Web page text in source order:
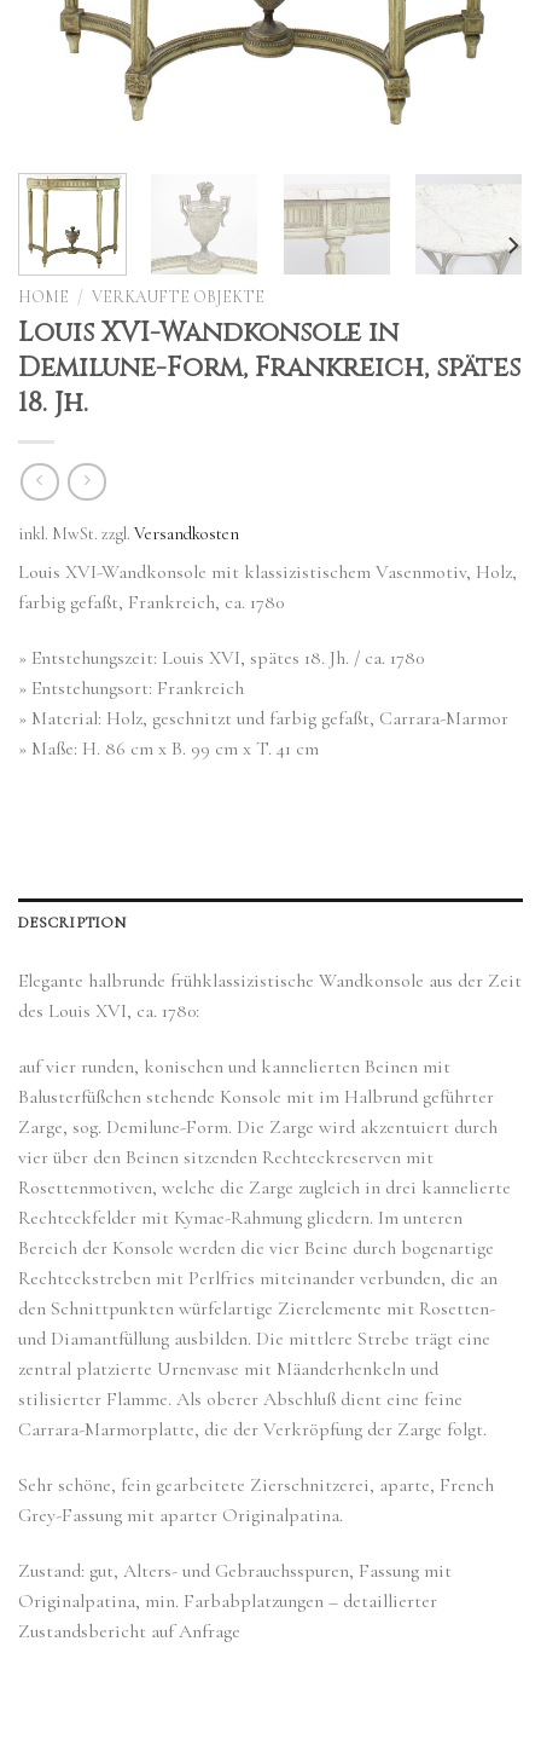
HOME / VERKAUFTE OBJEKTE
Louis XVI-Wandkonsole in
Demilune-Form, Frankreich, spätes
18. Jh.
inkl. MwSt. zzgl. Versandkosten
Louis XVI-Wandkonsole mit klassizistischem Vasenmotiv, Holz,
farbig gefaßt, Frankreich, ca. 1780
» Entstehungszeit: Louis XVI, spätes 18. Jh. / ca. 1780
» Entstehungsort: Frankreich
» Material: Holz, geschnitzt und farbig gefaßt, Carrara-Marmor
» Maße: H. 86 cm x B. 99 cm x T. 41 cm
DESCRIPTION
Elegante halbrunde frühklassizistische Wandkonsole aus der Zeit
des Louis XVI, ca. 1780:
auf vier runden, konischen und kannelierten Beinen mit
Balusterfüßchen stehende Konsole mit im Halbrund geführter
Zarge, sog. Demilune-Form. Die Zarge wird akzentuiert durch
vier über den Beinen sitzenden Rechteckreserven mit
Rosettenmotiven, welche die Zarge zugleich in drei kannelierte
Rechteckfelder mit Kymae-Rahmung gliedern. Im unteren
Bereich der Konsole werden die vier Beine durch bogenartige
Rechteckstreben mit Perlfries miteinander verbunden, die an
den Schnittpunkten würfelartige Zierelemente mit Rosetten-
und Diamantfüllung ausbilden. Die mittlere Strebe trägt eine
zentral platzierte Urnenvase mit Mäanderhenkeln und
stilisierter Flamme. Als oberer Abschluß dient eine feine
Carrara-Marmorplatte, die der Verkröpfung der Zarge folgt.
Sehr schöne, fein gearbeitete Zierschnitzerei, aparte, French
Grey-Fassung mit aparter Originalpatina.
Zustand: gut, Alters- und Gebrauchsspuren, Fassung mit
Originalpatina, min. Farbabplatzungen – detaillierter
Zustandsbericht auf Anfrage